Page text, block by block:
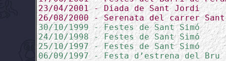
23/04/2001 - Diada de Sant Jordi
26/08/2000 - Serenata del carrer Sant
30/10/1999 - Festes de Sant Simó
24/10/1998 - Festes de Sant Simó
25/10/1997 - Festes de Sant Simó
06/09/1997 - Festa d’estrena del Bru